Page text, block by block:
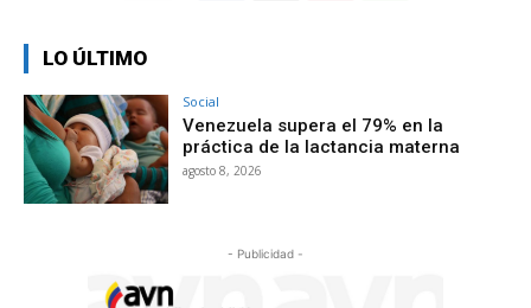
LO ÚLTIMO
Social
Venezuela supera el 79% en la
práctica de la lactancia materna
agosto 8, 2026
- Publicidad -